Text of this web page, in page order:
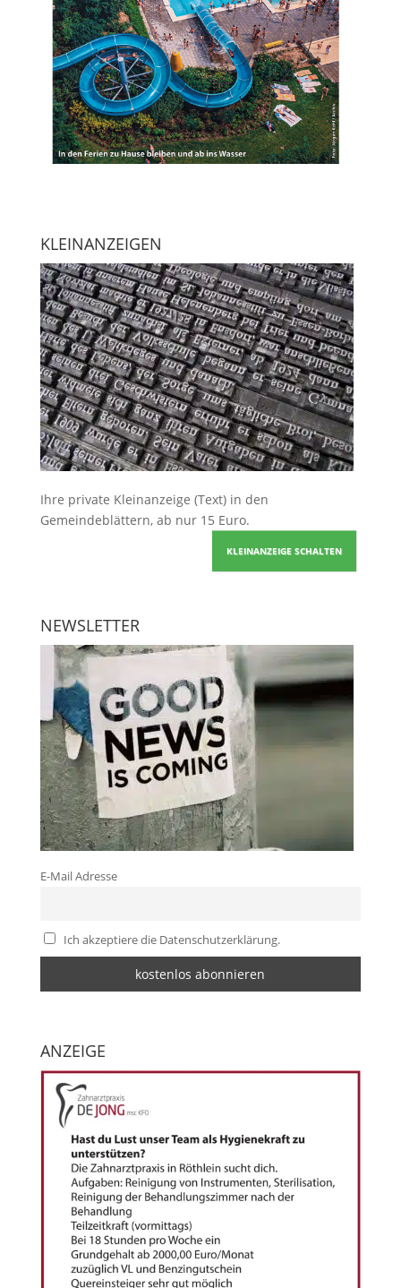
KLEINANZEIGEN
Ihre private Kleinanzeige (Text) in den
Gemeindeblättern, ab nur 15 Euro.
KLEINANZEIGE SCHALTEN
NEWSLETTER
E-Mail Adresse
Ich akzeptiere die Datenschutzerklärung.
ANZEIGE